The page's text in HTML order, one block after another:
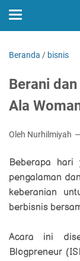
Beranda / bisnis
Berani
Ala
Oleh Nurhilmiyah
Beberapa hari
pengalaman
keberanian
berbisnis
Acara ini
Blogpreneur